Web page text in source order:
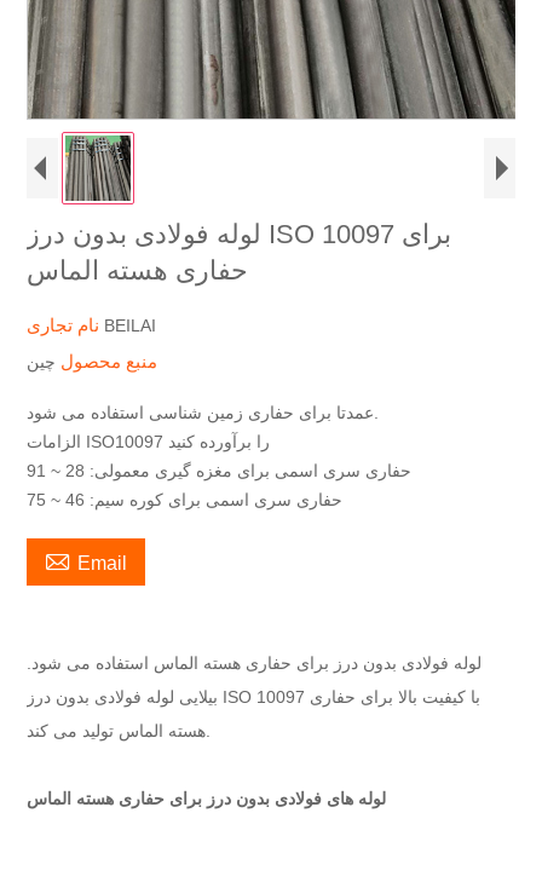
لوله فولادی بدون درز ISO 10097 برای
حفاری هسته الماس
BEILAI
منبع محصول چین
الزامات ISO10097 را برآورده کنید
حفاری سری اسمی برای مغزه گیری معمولی: 28 ~ 91
حفاری سری اسمی برای کوره سیم: 46 ~ 75
 Email
لوله فولادی بدون درز برای حفاری هسته الماس استفاده می شود.
بیلایی لوله فولادی بدون درز ISO 10097 با کیفیت بالا برای حفاری
لوله های فولادی بدون درز برای حفاری هسته الماس